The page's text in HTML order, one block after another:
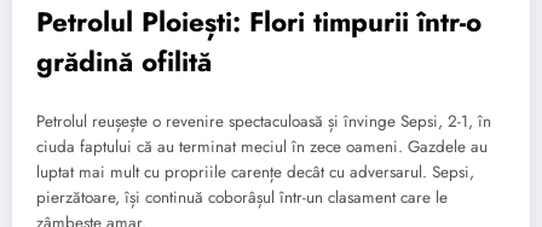
Petrolul Ploiești: Flori timpurii într-o
grădină ofilită
Petrolul reușește o revenire spectaculoasă și învinge Sepsi, 2-1, în
ciuda faptului că au terminat meciul în zece oameni. Gazdele au
luptat mai mult cu propriile carențe decât cu adversarul. Sepsi,
pierzătoare, își continuă coborâșul într-un clasament care le